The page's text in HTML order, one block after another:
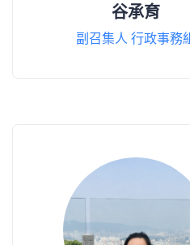
谷承育
副召集人 行政事務